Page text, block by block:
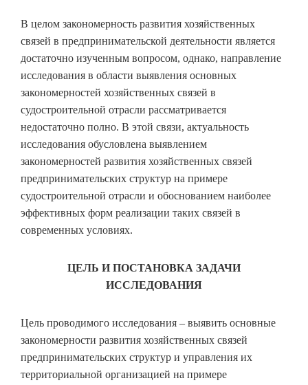
В целом закономерность развития хозяйственных
связей в предпринимательской деятельности является
достаточно изученным вопросом, однако, направление
исследования в области выявления основных
закономерностей хозяйственных связей в
судостроительной отрасли рассматривается
недостаточно полно. В этой связи, актуальность
исследования обусловлена выявлением
закономерностей развития хозяйственных связей
предпринимательских структур на примере
судостроительной отрасли и обоснованием наиболее
эффективных форм реализации таких связей в
современных условиях.
ЦЕЛЬ И ПОСТАНОВКА ЗАДАЧИ
ИССЛЕДОВАНИЯ
Цель проводимого исследования – выявить основные
закономерности развития хозяйственных связей
предпринимательских структур и управления их
территориальной организацией на примере